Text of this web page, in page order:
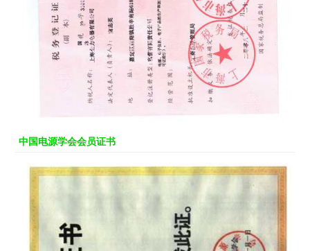
中国电源学会会员证书